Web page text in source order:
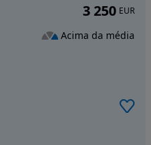
3 250 EUR
Acima da média